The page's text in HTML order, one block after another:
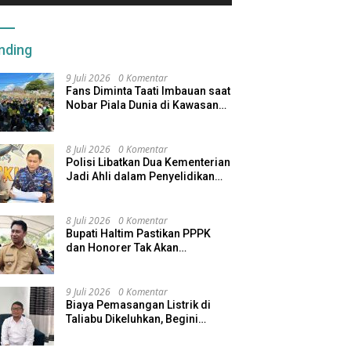
9 Juli 2026 0 Komentar
Fans Diminta Taati Imbauan saat
Nobar Piala Dunia di Kawasan
8 Juli 2026 0 Komentar
Polisi Libatkan Dua Kementerian
Jadi Ahli dalam Penyelidikan
8 Juli 2026 0 Komentar
Bupati Haltim Pastikan PPPK
dan Honorer Tak Akan
9 Juli 2026 0 Komentar
Biaya Pemasangan Listrik di
Taliabu Dikeluhkan, Begini